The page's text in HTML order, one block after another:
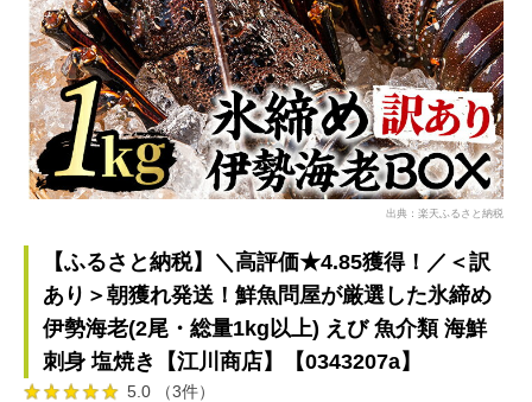
出典：楽天ふるさと納税
【ふるさと納税】＼高評価★4.85獲得！／＜訳
あり＞朝獲れ発送！鮮魚問屋が厳選した氷締め
伊勢海老(2尾・総量1kg以上) えび 魚介類 海鮮
刺身 塩焼き【江川商店】【0343207a】
5.0 （3件）